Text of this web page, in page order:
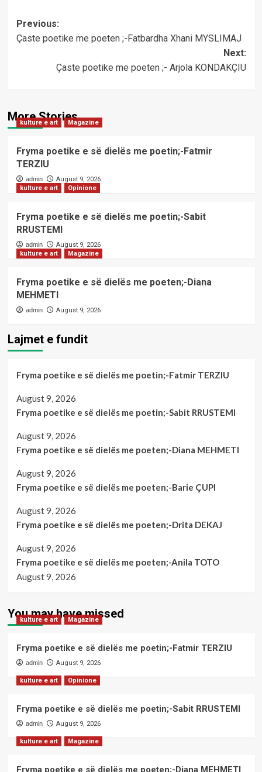
Post
navigation
Previous:
Çaste poetike me poeten ;-Fatbardha Xhani MYSLIMAJ
Next:
Çaste poetike me poeten ;- Arjola KONDAKÇIU
More Stories
kulture e art Magazine
Fryma poetike e së dielës me poetin;-Fatmir
TERZIU
admin
August 9, 2026
kulture e art
Opinione
Fryma poetike e së dielës me poetin;-Sabit
RRUSTEMI
admin
August 9, 2026
kulture e art
Magazine
Fryma poetike e së dielës me poeten;-Diana
MEHMETI
admin August 9, 2026
Lajmet e fundit
Fryma poetike e së dielës me poetin;-Fatmir TERZIU
August 9, 2026
Fryma poetike e së dielës me poetin;-Sabit RRUSTEMI
August 9, 2026
Fryma poetike e së dielës me poeten;-Diana MEHMETI
August 9, 2026
Fryma poetike e së dielës me poeten;-Barie ÇUPI
August 9, 2026
Fryma poetike e së dielës me poeten;-Drita DEKAJ
August 9, 2026
Fryma poetike e së dielës me poeten;-Anila TOTO
August 9, 2026
You may have missed
kulture e art Magazine
Fryma poetike e së dielës me poetin;-Fatmir TERZIU
admin August 9, 2026
kulture e art Opinione
Fryma poetike e së dielës me poetin;-Sabit RRUSTEMI
admin August 9, 2026
kulture e art Magazine
Fryma poetike e së dielës me poeten;-Diana MEHMETI